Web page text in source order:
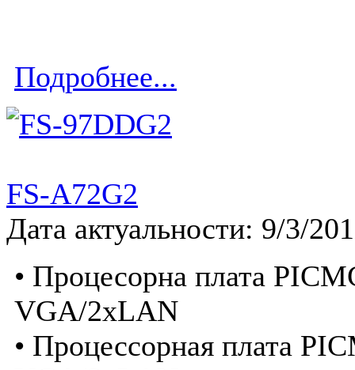
Подробнее...
FS-A72G2
Дата актуальности: 9/3/
• Процесорна плата
VGA/2xLAN
• Процессорная плата